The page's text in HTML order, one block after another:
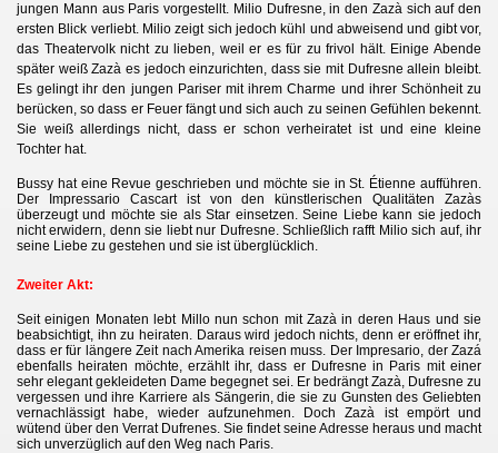
jungen Mann aus Paris vorgestellt. Milio Dufresne, in den Zazà sich auf den
ersten Blick verliebt. Milio zeigt sich jedoch kühl und abweisend und gibt vor,
das Theatervolk nicht zu lieben, weil er es für zu frivol hält. Einige Abende
später weiß Zazà es jedoch einzurichten, dass sie mit Dufresne allein bleibt.
Es gelingt ihr den jungen Pariser mit ihrem Charme und ihrer Schönheit zu
berücken, so dass er Feuer fängt und sich auch zu seinen Gefühlen bekennt.
Sie weiß allerdings nicht, dass er schon verheiratet ist und eine kleine
Tochter hat.
Bussy hat eine Revue geschrieben und möchte sie in St. Étienne aufführen.
Der Impressario Cascart ist von den künstlerischen Qualitäten Zazàs
überzeugt und möchte sie als Star einsetzen. Seine Liebe kann sie jedoch
nicht erwidern, denn sie liebt nur Dufresne. Schließlich rafft Milio sich auf, ihr
seine Liebe zu gestehen und sie ist überglücklich.
Zweiter Akt:
Seit einigen Monaten lebt Millo nun schon mit Zazà in deren Haus und sie
beabsichtigt, ihn zu heiraten. Daraus wird jedoch nichts, denn er eröffnet ihr,
dass er für längere Zeit nach Amerika reisen muss. Der Impresario, der Zazá
ebenfalls heiraten möchte, erzählt ihr, dass er Dufresne in Paris mit einer
sehr elegant gekleideten Dame begegnet sei. Er bedrängt Zazà, Dufresne zu
vergessen und ihre Karriere als Sängerin, die sie zu Gunsten des Geliebten
vernachlässigt habe, wieder aufzunehmen. Doch Zazà ist empört und
wütend über den Verrat Dufrenes. Sie findet seine Adresse heraus und macht
sich unverzüglich auf den Weg nach Paris.